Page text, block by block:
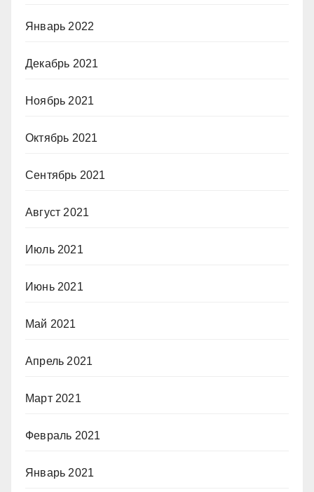
Январь 2022
Декабрь 2021
Ноябрь 2021
Октябрь 2021
Сентябрь 2021
Август 2021
Июль 2021
Июнь 2021
Май 2021
Апрель 2021
Март 2021
Февраль 2021
Январь 2021